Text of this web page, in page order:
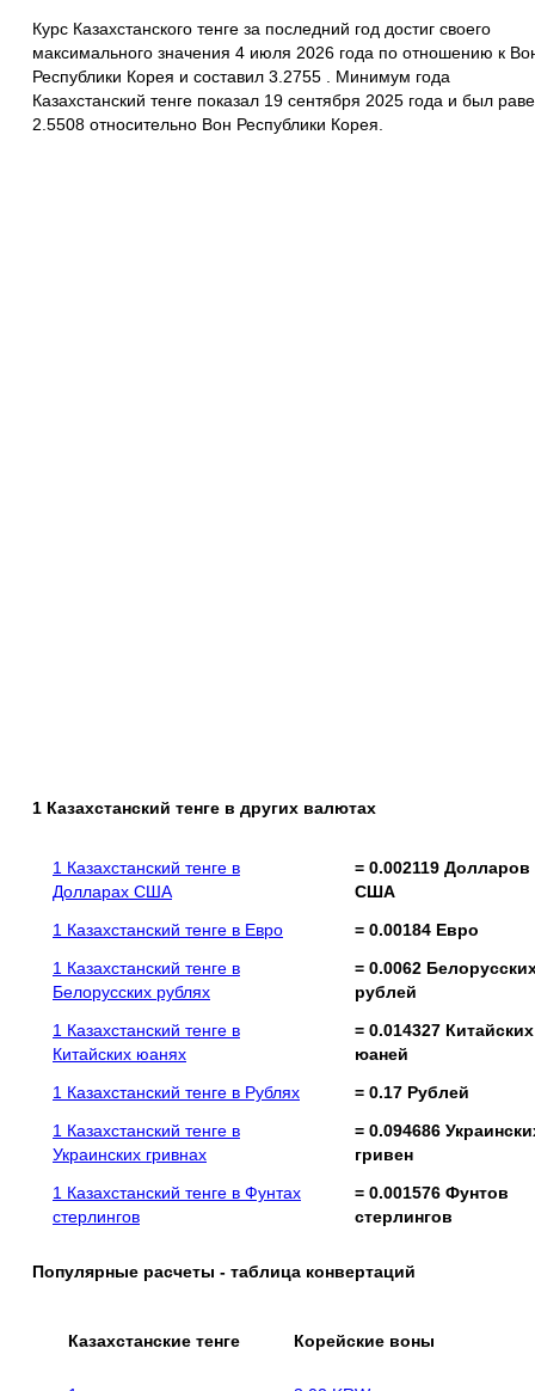
Курс Казахстанского тенге за последний год достиг своего
максимального значения 4 июля 2026 года по отношению к
Республики Корея и составил 3.2755 . Минимум года
Казахстанский тенге показал 19 сентября 2025 года и был
2.5508 относительно Вон Республики Корея.
1 Казахстанский тенге в других валютах
1 Казахстанский тенге в
Долларах США
= 0.002119 Долларов
США
1 Казахстанский тенге в Евро
= 0.00184 Евро
1 Казахстанский тенге в
Белорусских рублях
= 0.0062
рублей
1 Казахстанский тенге в
Китайских юанях
= 0.014327 Китайских
юаней
1 Казахстанский тенге в Рублях
= 0.17 Рублей
1 Казахстанский тенге в
Украинских гривнах
= 0.094686
гривен
1 Казахстанский тенге в Фунтах
стерлингов
= 0.001576 Фунтов
стерлингов
Популярные расчеты - таблица конвертаций
Казахстанские тенге Корейские воны